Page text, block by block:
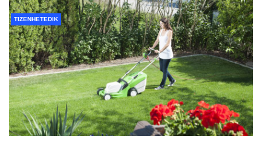
TIZENHETEDIK